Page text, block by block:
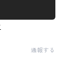
通報する